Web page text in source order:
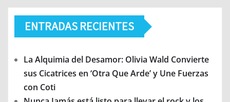
ENTRADAS RECIENTES
La Alquimia del Desamor: Olivia Wald Convierte
sus Cicatrices en ‘Otra Que Arde’ y Une Fuerzas
con Coti